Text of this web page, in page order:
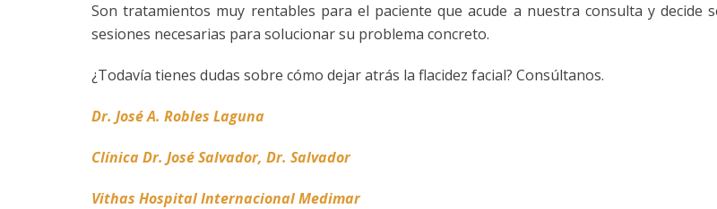
Son tratamientos muy rentables para el paciente que acude a nuestra consulta y
sesiones necesarias para solucionar su problema concreto.
¿Todavía tienes dudas sobre cómo dejar atrás la flacidez facial? Consúltanos.
Dr. José A. Robles Laguna
Clínica Dr. José Salvador, Dr. Salvador
Vithas Hospital Internacional Medimar